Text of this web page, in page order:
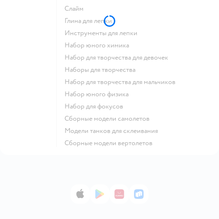
Слайм
Глина для лепки
Инструменты для лепки
Набор юного химика
Набор для творчества для девочек
Наборы для творчества
Набор для творчества для мальчиков
Набор юного физика
Набор для фокусов
Сборные модели самолетов
Модели танков для склеивания
Сборные модели вертолетов
App StoreGoogle Play
AppGallery
RuStore